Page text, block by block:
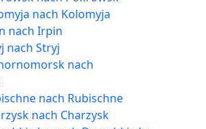
nach Kolomyja
nach Irpin
nach Stryj
nach
nach Rubischne
nach Charzysk